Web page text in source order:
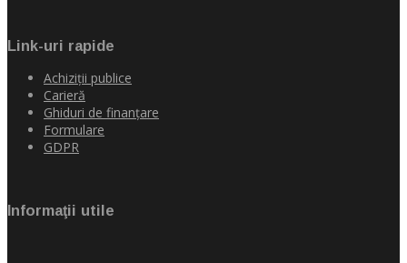
Link-uri rapide
Achiziţii publice
Carieră
Ghiduri de finanţare
Formulare
GDPR
Informaţii utile